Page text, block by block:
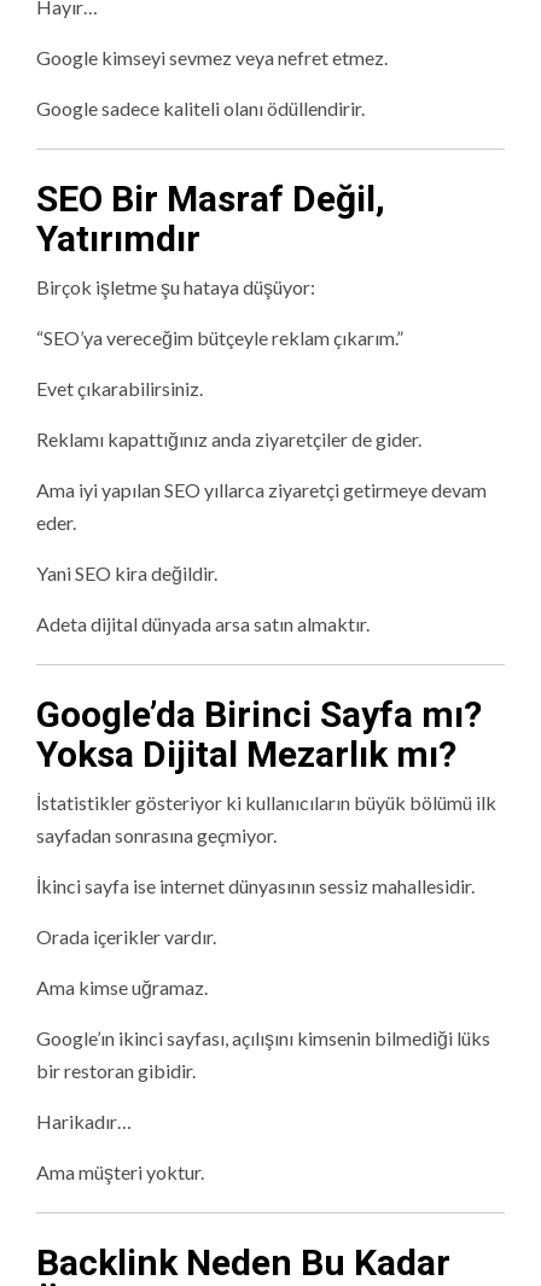
Hayır…
Google kimseyi sevmez veya nefret etmez.
Google sadece kaliteli olanı ödüllendirir.
SEO Bir Masraf Değil,
Yatırımdır
Birçok işletme şu hataya düşüyor:
“SEO’ya vereceğim bütçeyle reklam çıkarım.”
Evet çıkarabilirsiniz.
Reklamı kapattığınız anda ziyaretçiler de gider.
Ama iyi yapılan SEO yıllarca ziyaretçi getirmeye devam
eder.
Yani SEO kira değildir.
Adeta dijital dünyada arsa satın almaktır.
Google’da Birinci Sayfa mı?
Yoksa Dijital Mezarlık mı?
İstatistikler gösteriyor ki kullanıcıların büyük bölümü ilk
sayfadan sonrasına geçmiyor.
İkinci sayfa ise internet dünyasının sessiz mahallesidir.
Orada içerikler vardır.
Ama kimse uğramaz.
Google’ın ikinci sayfası, açılışını kimsenin bilmediği lüks
bir restoran gibidir.
Harikadır…
Ama müşteri yoktur.
Backlink Neden Bu Kadar